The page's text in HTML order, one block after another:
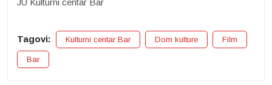
Tagovi: Kulturni centar Bar Dom kulture Film
Bar